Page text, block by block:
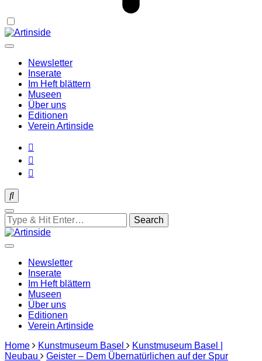
Artinside
Newsletter
Inserate
Im Heft blättern
Museen
Über uns
Editionen
Verein Artinside
Looking
for
Something?
Artinside
Newsletter
Inserate
Im Heft blättern
Museen
Über uns
Editionen
Verein Artinside
Home
Kunstmuseum Basel
Kunstmuseum Basel |
Neubau
Geister – Dem Übernatürlichen auf der Spur